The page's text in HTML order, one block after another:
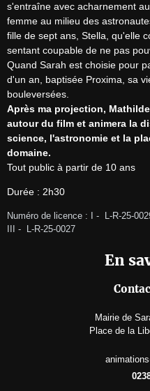
s'entraîne avec acharnement
femme au milieu des
fille de sept ans, Stella, qu'elle
sentant coupable de ne pas
Quand Sarah est choisie pour
d'un an, baptisée Proxima, sa
Après ma projection,
autour du film et animera la
science, l'astronomie et la
domaine.
Tout public à partir de 10 ans
Durée : 2h30
Numéro de licence : I -  L-R-25-
III -  L-R-25-0027
En
Mairie de
Place de la